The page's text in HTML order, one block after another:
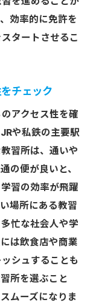
ミュレーター
システム
功事例
る教習所の選
る重要性
る影響
る
ために
方のマッチン
効率的に免許を
タートさせるこ
チェック
アクセス性を確
や私鉄の主要駅
習所は、通いや
の便が良いと、
習の効率が飛躍
場所にある教習
忙な社会人や学
は飲食店や商業
シュすることも
所を選ぶこと
ムーズになりま